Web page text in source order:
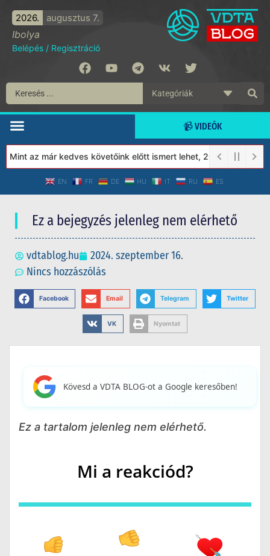
2026. augusztus 7.
Ibolya
Belépés / Regisztráció
📹 VIDEÓK
az már kedves követőink előtt ismert lehet, 2023-tól a
EN FR DE HU IT RU ES
Ez a bejegyzés jelenleg nem elérhető
vdtablog.hu
2024. szeptember 16.
Nincs hozzászólás
Facebook Email Telegram Twitter
VK Nyomtat
Kövesd a VDTA BLOG-ot a Google keresőben!
Ez a tartalom jelenleg nem elérhető.
Mi a reakciód?